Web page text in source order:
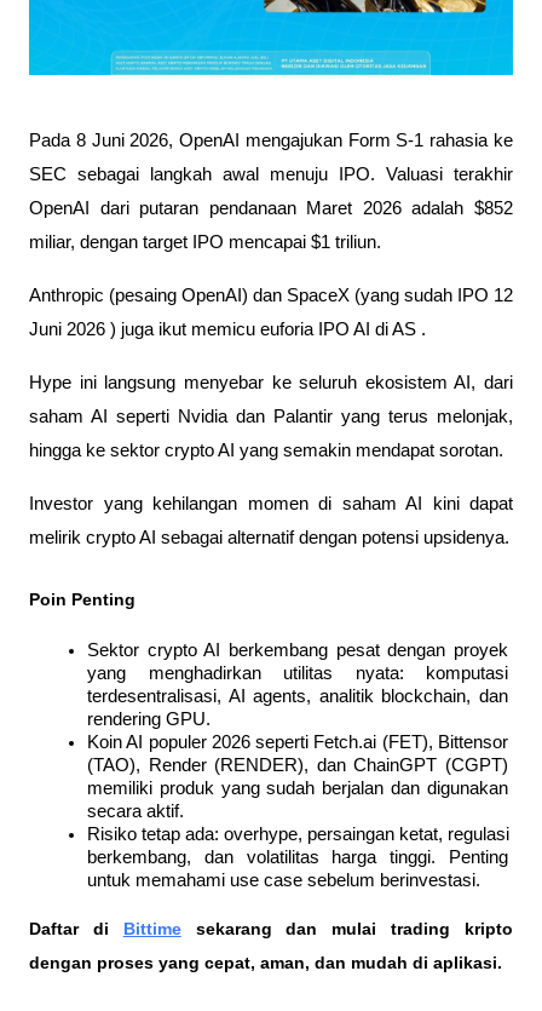
Pada 8 Juni 2026, OpenAI mengajukan Form S-1 rahasia ke
SEC sebagai langkah awal menuju IPO. Valuasi terakhir
OpenAI dari putaran pendanaan Maret 2026 adalah $852
miliar, dengan target IPO mencapai $1 triliun.
Anthropic (pesaing OpenAI) dan SpaceX (yang sudah IPO 12
Juni 2026 ) juga ikut memicu euforia IPO AI di AS .
Hype ini langsung menyebar ke seluruh ekosistem AI, dari
saham AI seperti Nvidia dan Palantir yang terus melonjak,
hingga ke sektor crypto AI yang semakin mendapat sorotan.
Investor yang kehilangan momen di saham AI kini dapat
melirik crypto AI sebagai alternatif dengan potensi upsidenya.
Poin Penting
Sektor crypto AI berkembang pesat dengan proyek
yang menghadirkan utilitas nyata: komputasi
terdesentralisasi, AI agents, analitik blockchain, dan
rendering GPU.
Koin AI populer 2026 seperti Fetch.ai (FET), Bittensor
(TAO), Render (RENDER), dan ChainGPT (CGPT)
memiliki produk yang sudah berjalan dan digunakan
secara aktif.
Risiko tetap ada: overhype, persaingan ketat, regulasi
berkembang, dan volatilitas harga tinggi. Penting
untuk memahami use case sebelum berinvestasi.
Daftar di Bittime sekarang dan mulai trading kripto
dengan proses yang cepat, aman, dan mudah di aplikasi.